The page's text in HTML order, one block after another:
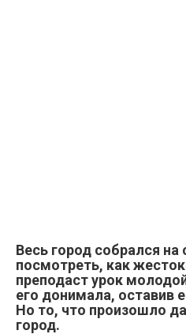
Весь город собрался
посмотреть, как
преподаст урок
его донимала, оставив
Но то, что произошло
город.